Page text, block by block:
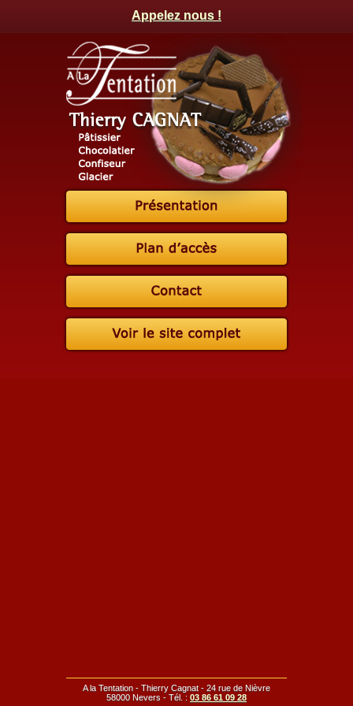
Appelez nous !
A la Tentation - Thierry Cagnat - 24 rue de Nièvre
58000 Nevers - Tél. : 03 86 61 09 28